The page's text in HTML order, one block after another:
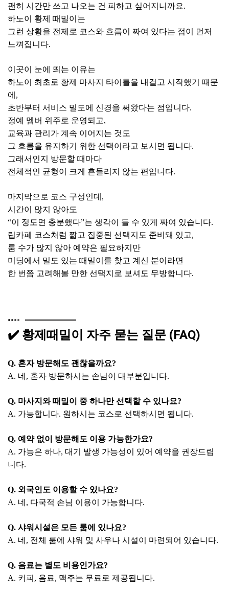
괜히 시간만 쓰고 나오는 건 피하고 싶어지니까요.
하노이 황제 때밀이는
그런 상황을 전제로 코스와 흐름이 짜여 있다는 점이 먼저
느껴집니다.
이곳이 눈에 띄는 이유는
하노이 최초로 황제 마사지 타이틀을 내걸고 시작했기 때문
에,
초반부터 서비스 밀도에 신경을 써왔다는 점입니다.
정예 멤버 위주로 운영되고,
교육과 관리가 계속 이어지는 것도
그 흐름을 유지하기 위한 선택이라고 보시면 됩니다.
그래서인지 방문할 때마다
전체적인 균형이 크게 흔들리지 않는 편입니다.
마지막으로 코스 구성인데,
시간이 많지 않아도
“이 정도면 충분했다”는 생각이 들 수 있게 짜여 있습니다.
립카페 코스처럼 짧고 집중된 선택지도 준비돼 있고,
룸 수가 많지 않아 예약은 필요하지만
미딩에서 밀도 있는 때밀이를 찾고 계신 분이라면
한 번쯤 고려해볼 만한 선택지로 보셔도 무방합니다.
✔️ 황제때밀이 자주 묻는 질문 (FAQ)
Q. 혼자 방문해도 괜찮을까요?
A. 네, 혼자 방문하시는 손님이 대부분입니다.
Q. 마사지와 때밀이 중 하나만 선택할 수 있나요?
A. 가능합니다. 원하시는 코스로 선택하시면 됩니다.
Q. 예약 없이 방문해도 이용 가능한가요?
A. 가능은 하나, 대기 발생 가능성이 있어 예약을 권장드립
니다.
Q. 외국인도 이용할 수 있나요?
A. 네, 다국적 손님 이용이 가능합니다.
Q. 샤워시설은 모든 룸에 있나요?
A. 네, 전체 룸에 샤워 및 사우나 시설이 마련되어 있습니다.
Q. 음료는 별도 비용인가요?
A. 커피, 음료, 맥주는 무료로 제공됩니다.